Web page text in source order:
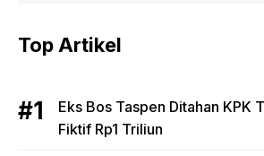
Top Artikel
Eks Bos Taspen Ditahan KPK
Fiktif Rp1 Triliun